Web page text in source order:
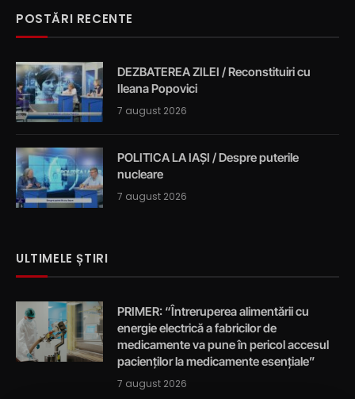
POSTĂRI RECENTE
DEZBATEREA ZILEI / Reconstituiri cu
Ileana Popovici
7 august 2026
POLITICA LA IAȘI / Despre puterile
nucleare
7 august 2026
ULTIMELE ȘTIRI
PRIMER: “Întreruperea alimentării cu
energie electrică a fabricilor de
medicamente va pune în pericol accesul
pacienților la medicamente esențiale”
7 august 2026